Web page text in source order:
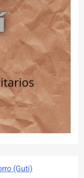
(Guti)